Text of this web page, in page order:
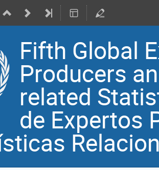
Fifth Global
Producers
related
de Expertos